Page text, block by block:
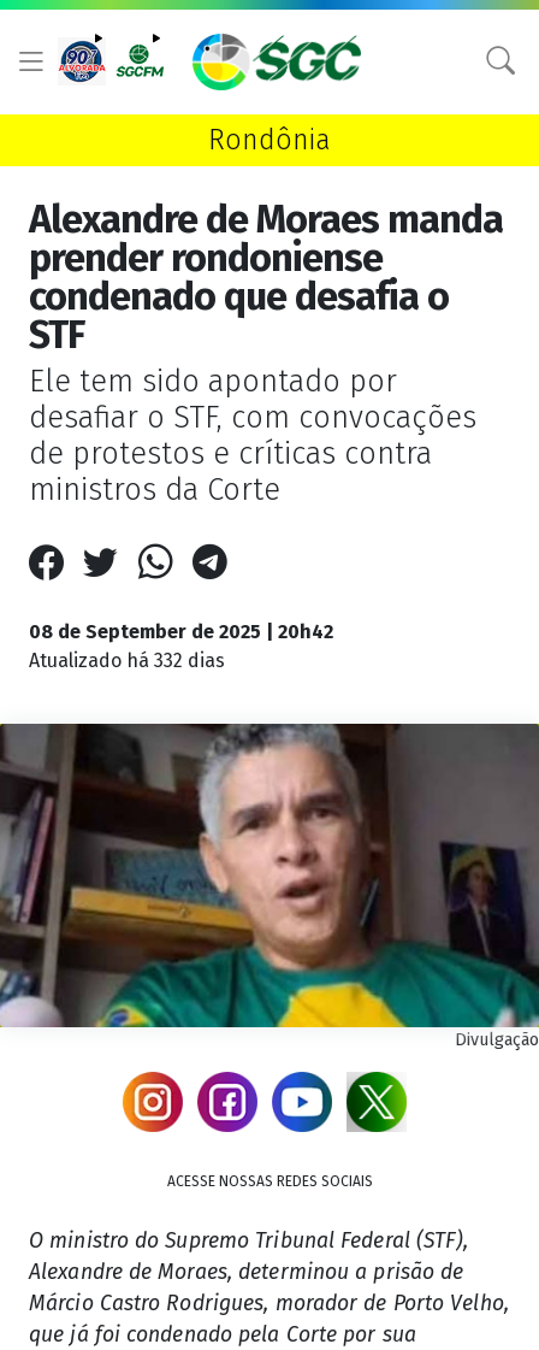
Rondônia
Alexandre de Moraes manda
prender rondoniense
condenado que desafia o
STF
Ele tem sido apontado por
desafiar o STF, com convocações
de protestos e críticas contra
ministros da Corte
08 de September de 2025 | 20h42
Atualizado há 332 dias
Divulgação
ACESSE NOSSAS REDES SOCIAIS
O ministro do Supremo Tribunal Federal (STF),
Alexandre de Moraes, determinou a prisão de
Márcio Castro Rodrigues, morador de Porto Velho,
que já foi condenado pela Corte por sua